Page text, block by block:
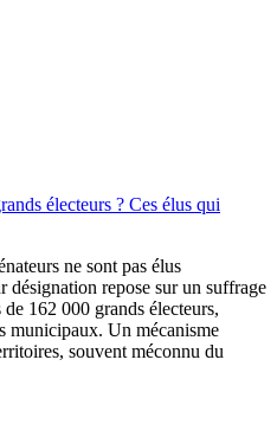
électeurs ? Ces élus qui
ne sont pas élus
désignation repose sur un suffrage
162 000 grands électeurs,
municipaux. Un mécanisme
souvent méconnu du